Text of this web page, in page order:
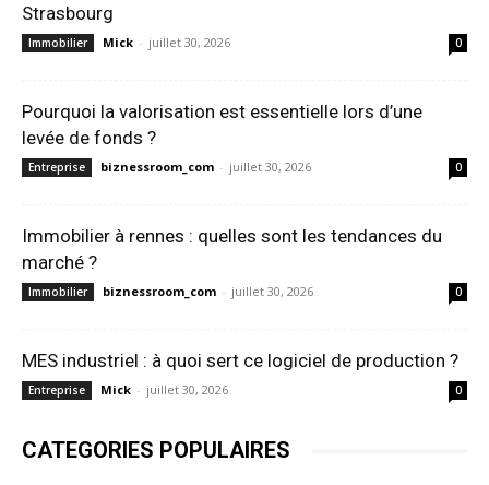
Strasbourg
Immobilier Mick - juillet 30, 2026 0
Pourquoi la valorisation est essentielle lors d’une
levée de fonds ?
Entreprise biznessroom_com - juillet 30, 2026 0
Immobilier à rennes : quelles sont les tendances du
marché ?
Immobilier biznessroom_com - juillet 30, 2026 0
MES industriel : à quoi sert ce logiciel de production ?
Entreprise Mick - juillet 30, 2026 0
CATEGORIES POPULAIRES